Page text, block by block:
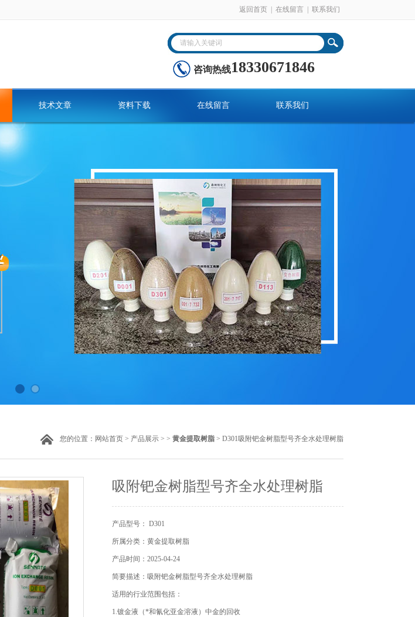
返回首页 在线留言 联系我们
咨询热线18330671846
技术文章 资料下载 在线留言 联系我们
您的位置： 网站首页 > 产品展示 > > 黄金提取树脂 > D301吸附钯金树脂型号齐全水处理树脂
吸附钯金树脂型号齐全水处理树脂
产品型号： D301
所属分类：黄金提取树脂
产品时间：2025-04-24
简要描述：吸附钯金树脂型号齐全水处理树脂
适用的行业范围包括：
1.镀金液（*和氰化亚金溶液）中金的回收